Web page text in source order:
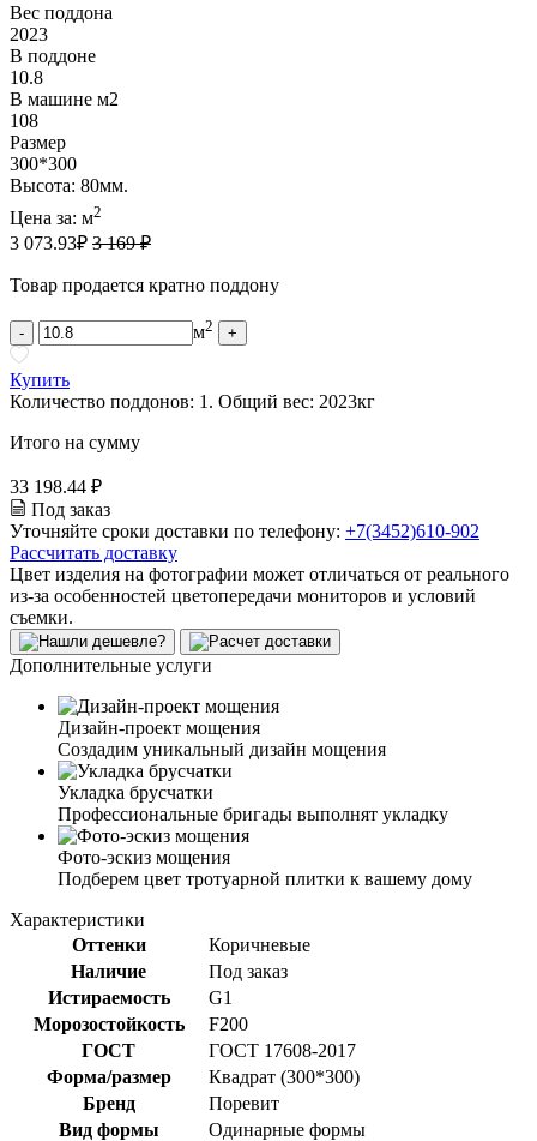
Вес поддона
2023
В поддоне
10.8
В машине м2
108
Размер
300*300
Высота: 80мм.
Цена за: м2
3 073.93₽ 3 169 ₽
Товар продается кратно поддону
- м2 +
Купить
Количество поддонов: 1 . Общий вес: 2023кг
Итого на сумму
33 198.44 ₽
Под заказ
Уточняйте сроки доставки по телефону: +7(3452)610-902
Рассчитать доставку
Цвет изделия на фотографии может отличаться от реального
из-за особенностей цветопередачи мониторов и условий
съемки.
Дополнительные услуги
Дизайн-проект мощения
Создадим уникальный дизайн мощения
Укладка брусчатки
Профессиональные бригады выполнят укладку
Фото-эскиз мощения
Подберем цвет тротуарной плитки к вашему дому
Характеристики
Оттенки
Коричневые
Наличие
Под заказ
Истираемость
G1
Морозостойкость
F200
ГОСТ
ГОСТ 17608-2017
Форма/размер
Квадрат (300*300)
Бренд
Поревит
Вид формы
Одинарные формы